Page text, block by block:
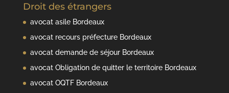
Droit des étrangers
avocat asile Bordeaux
avocat recours préfecture Bordeaux
avocat demande de séjour Bordeaux
avocat Obligation de quitter le territoire Bordeaux
avocat OQTF Bordeaux